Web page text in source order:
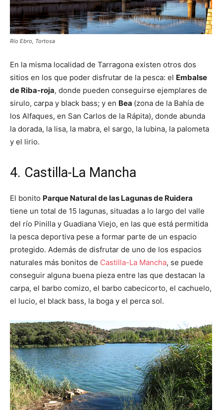
Río Ebro, Tortosa
En la misma localidad de Tarragona existen otros dos
sitios en los que poder disfrutar de la pesca: el Embalse
de Riba-roja, donde pueden conseguirse ejemplares de
sirulo, carpa y black bass; y en Bea (zona de la Bahía de
los Alfaques, en San Carlos de la Rápita), donde abunda
la dorada, la lisa, la mabra, el sargo, la lubina, la palometa
y el lirio.
4. Castilla-La Mancha
El bonito Parque Natural de las Lagunas de Ruidera
tiene un total de 15 lagunas, situadas a lo largo del valle
del río Pinilla y Guadiana Viejo, en las que está permitida
la pesca deportiva pese a formar parte de un espacio
protegido. Además de disfrutar de uno de los espacios
naturales más bonitos de Castilla-La Mancha, se puede
conseguir alguna buena pieza entre las que destacan la
carpa, el barbo comizo, el barbo cabecicorto, el cachuelo,
el lucio, el black bass, la boga y el perca sol.